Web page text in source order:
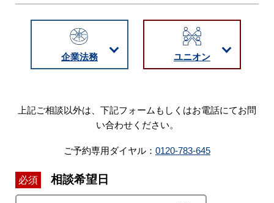
企業法務 ユニオン
上記ご相談以外は、下記フォームもしくはお電話にてお問
い合わせください。
ご予約専用ダイヤル： 0120-783-645
必須 相談希望日